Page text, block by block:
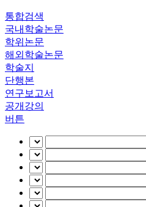
통합검색
국내학술논문
학위논문
해외학술논문
학술지
단행본
연구보고서
공개강의
버튼